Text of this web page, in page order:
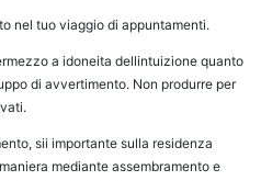
nel tuo viaggio di appuntamenti.
a idoneita dellintuizione quanto
di avvertimento. Non produrre per
sii importante sulla residenza
mediante assembramento e